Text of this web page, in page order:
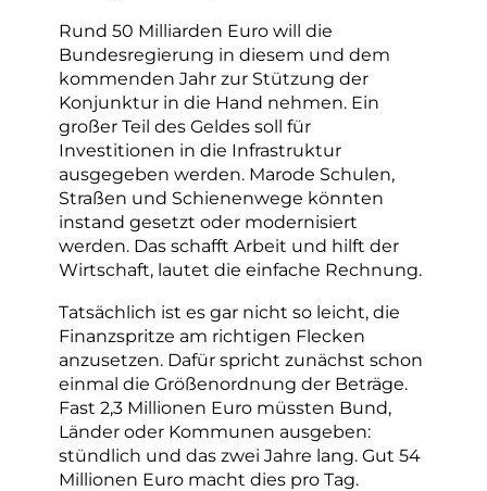
Rund 50 Milliarden Euro will die
Bundesregierung in diesem und dem
kommenden Jahr zur Stützung der
Konjunktur in die Hand nehmen. Ein
großer Teil des Geldes soll für
Investitionen in die Infrastruktur
ausgegeben werden. Marode Schulen,
Straßen und Schienenwege könnten
instand gesetzt oder modernisiert
werden. Das schafft Arbeit und hilft der
Wirtschaft, lautet die einfache Rechnung.
Tatsächlich ist es gar nicht so leicht, die
Finanzspritze am richtigen Flecken
anzusetzen. Dafür spricht zunächst schon
einmal die Größenordnung der Beträge.
Fast 2,3 Millionen Euro müssten Bund,
Länder oder Kommunen ausgeben:
stündlich und das zwei Jahre lang. Gut 54
Millionen Euro macht dies pro Tag.